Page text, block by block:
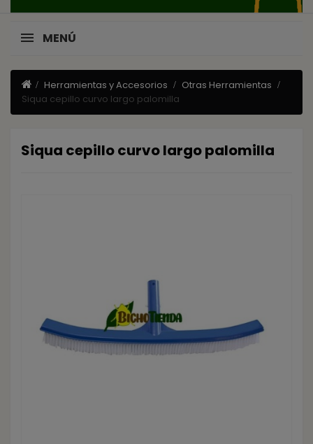
MENÚ
Herramientas y Accesorios
Otras Herramientas
Siqua cepillo curvo largo palomilla
Siqua cepillo curvo largo palomilla